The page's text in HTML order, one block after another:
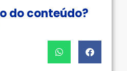
do conteúdo?